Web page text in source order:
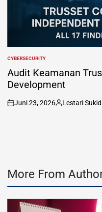
POSTED
IN
CYBERSECURITY
Audit Keamanan
Development
on
Juni 23, 2026
Posted
Lestari
More From